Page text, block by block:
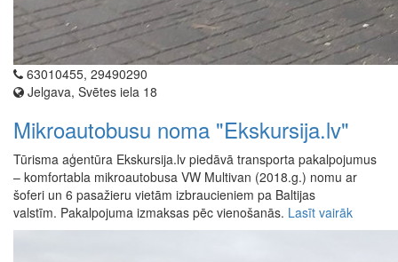
63010455, 29490290
Jelgava, Svētes iela 18
Mikroautobusu noma "Ekskursija.lv"
Tūrisma aģentūra Ekskursija.lv piedāvā transporta pakalpojumus
– komfortabla mikroautobusa VW Multivan (2018.g.) nomu ar
šoferi un 6 pasažieru vietām izbraucieniem pa Baltijas
valstīm. Pakalpojuma izmaksas pēc vienošanās. Lasīt vairāk